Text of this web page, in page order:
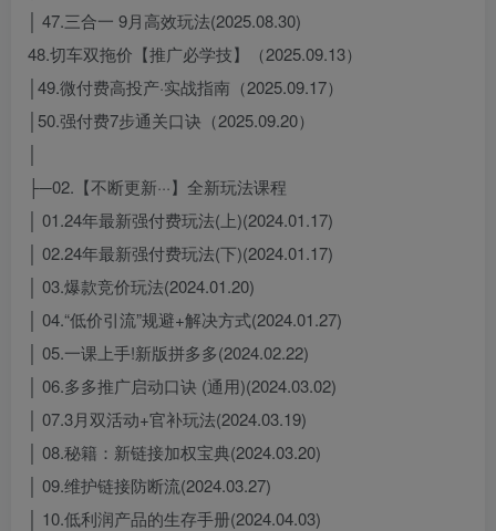
│ 47.三合一 9月高效玩法(2025.08.30)
48.切车双拖价【推广必学技】（2025.09.13）
│49.微付费高投产·实战指南（2025.09.17）
│50.强付费7步通关口诀（2025.09.20）
├─02.【不断更新···】全新玩法课程
│ 01.24年最新强付费玩法(上)(2024.01.17)
│ 02.24年最新强付费玩法(下)(2024.01.17)
│ 03.爆款竞价玩法(2024.01.20)
│ 04.“低价引流”规避+解决方式(2024.01.27)
│ 05.一课上手!新版拼多多(2024.02.22)
│ 06.多多推广启动口诀 (通用)(2024.03.02)
│ 07.3月双活动+官补玩法(2024.03.19)
│ 08.秘籍：新链接加权宝典(2024.03.20)
│ 09.维护链接防断流(2024.03.27)
│ 10.低利润产品的生存手册(2024.04.03)